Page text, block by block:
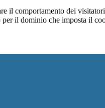
il comportamento dei
per il dominio che imposta il